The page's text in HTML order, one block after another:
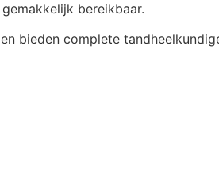
gemakkelijk bereikbaar.
en bieden complete